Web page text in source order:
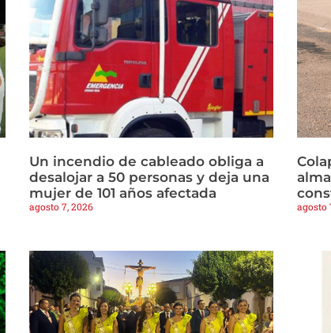
Un incendio de cableado obliga a
desalojar a 50 personas y deja una
mujer de 101 años afectada
agosto 7, 2026 agosto